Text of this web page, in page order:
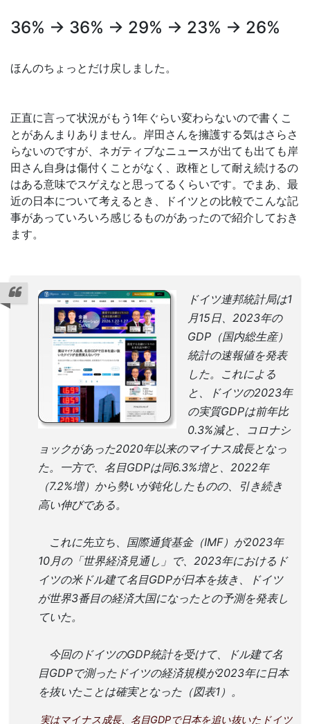
36% → 36% → 29% → 23% → 26%
ほんのちょっとだけ戻しました。
正直に言って状況がもう1年ぐらい変わらないので書くこ
とがあんまりありません。岸田さんを擁護する気はさらさ
らないのですが、ネガティブなニュースが出ても出ても岸
田さん自身は傷付くことがなく、政権として耐え続けるの
はある意味でスゲえなと思ってるくらいです。でまあ、最
近の日本について考えるとき、ドイツとの比較でこんな記
事があっていろいろ感じるものがあったので紹介しておき
ます。
ドイツ連邦統計局は1
月15日、2023年の
GDP（国内総生産）
統計の速報値を発表
した。これによる
と、ドイツの2023年
の実質GDPは前年比
0.3%減と、コロナシ
ョックがあった2020年以来のマイナス成長となっ
た。一方で、名目GDPは同6.3%増と、2022年
（7.2%増）から勢いが鈍化したものの、引き続き
高い伸びである。
これに先立ち、国際通貨基金（IMF）が2023年
10月の「世界経済見通し」で、2023年におけるド
イツの米ドル建て名目GDPが日本を抜き、ドイツ
が世界3番目の経済大国になったとの予測を発表し
ていた。
今回のドイツのGDP統計を受けて、ドル建て名
目GDPで測ったドイツの経済規模が2023年に日本
を抜いたことは確実となった（図表1）。
実はマイナス成長、名目GDPで日本を追い抜いたドイツ